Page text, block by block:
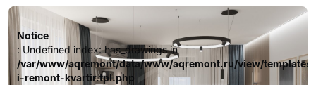
довольных клиентов.
Notice
: Undefined index: has_drawings in
/var/www/aqremont/data/www/aqremont.ru/view/
i-remont-kvartir.tpl.php